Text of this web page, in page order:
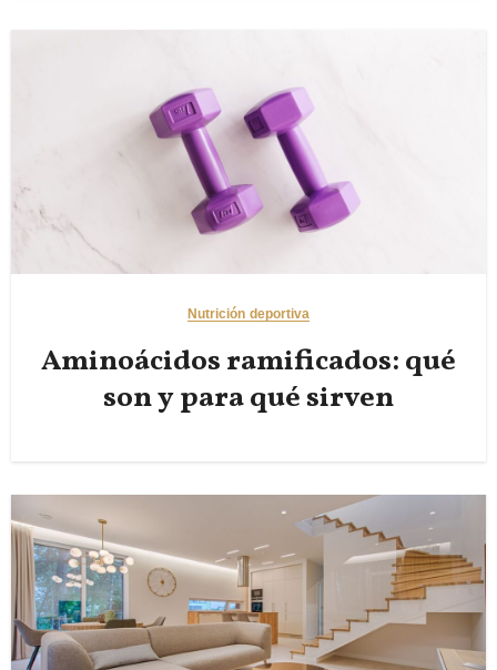
Nutrición deportiva
Aminoácidos ramificados: qué
son y para qué sirven